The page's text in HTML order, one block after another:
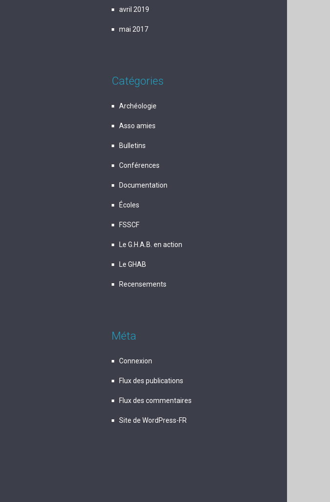
avril 2019
mai 2017
Catégories
Archéologie
Asso amies
Bulletins
Conférences
Documentation
Écoles
FSSCF
Le G.H.A.B. en action
Le GHAB
Recensements
Méta
Connexion
Flux des publications
Flux des commentaires
Site de WordPress-FR